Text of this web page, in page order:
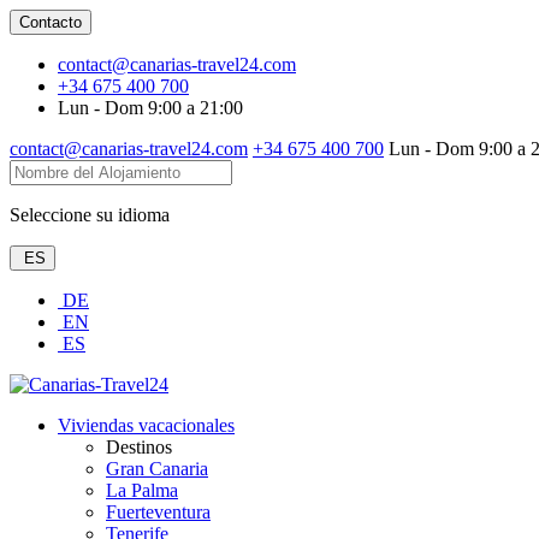
Contacto
contact@canarias-travel24.com
+34 675 400 700
Lun - Dom 9:00 a 21:00
contact@canarias-travel24.com +34 675 400 700 Lun - Dom 9:00 a
Seleccione su idioma
ES
DE
EN
ES
Viviendas vacacionales
Destinos
Gran Canaria
La Palma
Fuerteventura
Tenerife